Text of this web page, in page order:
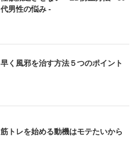
代男性の悩み -
早く風邪を治す方法５つのポイント
筋トレを始める動機はモテたいから